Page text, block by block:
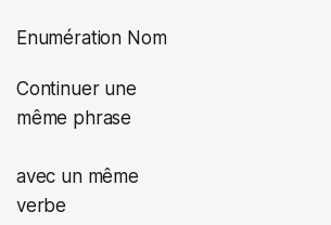
Enumération Nom
Continuer une
même phrase
avec un même
verbe